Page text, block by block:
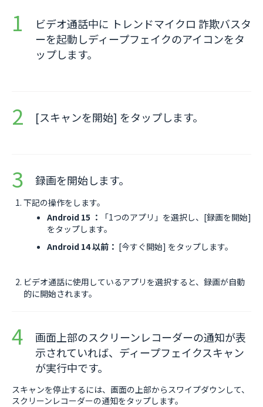
ビデオ通話中に トレンドマイクロ 詐欺バスタ
ーを起動しディープフェイクのアイコンをタ
ップします。
[スキャンを開始] をタップします。
録画を開始します。
下記の操作をします。
Android 15 ：
「1つのアプリ」を選択し、[録画を開始]
をタップします。
Android 14 以前： [今すぐ開始] をタップします。
ビデオ通話に使用しているアプリを選択すると、録画が自動
的に開始されます。
画面上部のスクリーンレコーダーの通知が表
示されていれば、ディープフェイクスキャン
が実行中です。
スキャンを停止するには、画面の上部からスワイプダウンして、
スクリーンレコーダーの通知をタップします。